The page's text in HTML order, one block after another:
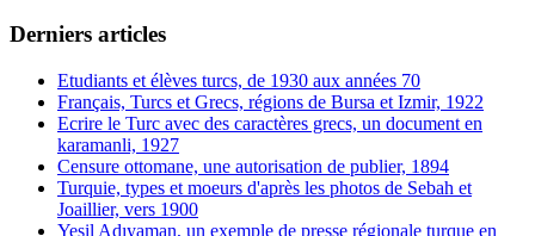
Derniers articles
Etudiants et élèves turcs, de 1930 aux années 70
Français, Turcs et Grecs, régions de Bursa et Izmir, 1922
Ecrire le Turc avec des caractères grecs, un document en
karamanli, 1927
Censure ottomane, une autorisation de publier, 1894
Turquie, types et moeurs d'après les photos de Sebah et
Joaillier, vers 1900
Yeşil Adıyaman, un exemple de presse régionale turque en